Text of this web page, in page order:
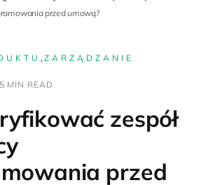
przed umową?
,ZARZĄDZANIE
MIN READ
zespół
przed